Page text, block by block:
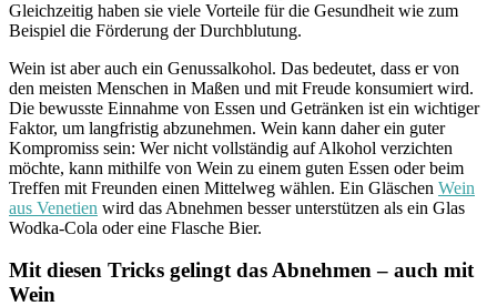
Gleichzeitig haben sie viele Vorteile für die Gesundheit wie zum
Beispiel die Förderung der Durchblutung.
Wein ist aber auch ein Genussalkohol. Das bedeutet, dass er von
den meisten Menschen in Maßen und mit Freude konsumiert wird.
Die bewusste Einnahme von Essen und Getränken ist ein wichtiger
Faktor, um langfristig abzunehmen. Wein kann daher ein guter
Kompromiss sein: Wer nicht vollständig auf Alkohol verzichten
möchte, kann mithilfe von Wein zu einem guten Essen oder beim
Treffen mit Freunden einen Mittelweg wählen. Ein Gläschen Wein
aus Venetien wird das Abnehmen besser unterstützen als ein Glas
Wodka-Cola oder eine Flasche Bier.
Mit diesen Tricks gelingt das Abnehmen – auch mit
Wein